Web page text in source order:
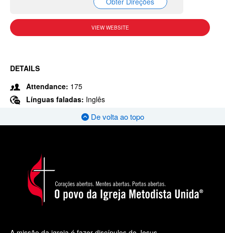
VIEW WEBSITE
DETAILS
Attendance: 175
Línguas faladas: Inglês
De volta ao topo